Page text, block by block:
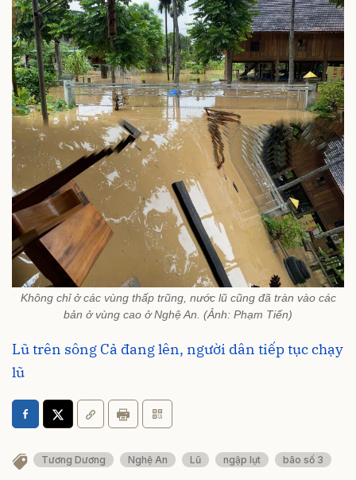
Không chỉ ở các vùng thấp trũng, nước lũ cũng đã tràn vào các
bản ở vùng cao ở Nghệ An. (Ảnh: Phạm Tiến)
Lũ trên sông Cả đang lên, người dân tiếp tục chạy
lũ
Tương Dương Nghệ An Lũ ngập lụt bão số 3